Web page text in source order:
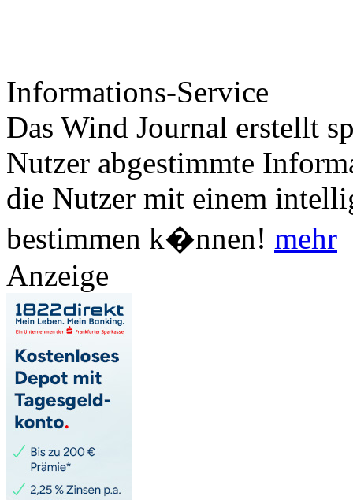
Informations-Service
Das Wind Journal erstellt
Nutzer abgestimmte
die Nutzer mit einem
bestimmen k�nnen! mehr
Anzeige